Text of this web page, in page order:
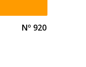
Nº 920